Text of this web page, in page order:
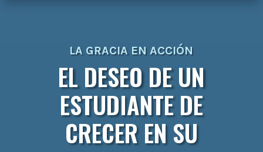
LA GRACIA EN ACCIÓN
EL DESEO DE UN
ESTUDIANTE DE
CRECER EN SU